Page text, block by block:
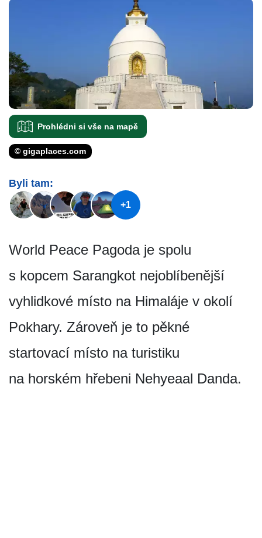
Prohlédni si vše na mapě
© gigaplaces.com
Byli tam:
+1
World Peace Pagoda je spolu
s kopcem Sarangkot nejoblíbenější
vyhlidkové místo na Himaláje v okolí
Pokhary. Zároveň je to pěkné
startovací místo na turistiku
na horském hřebeni Nehyeaal Danda.